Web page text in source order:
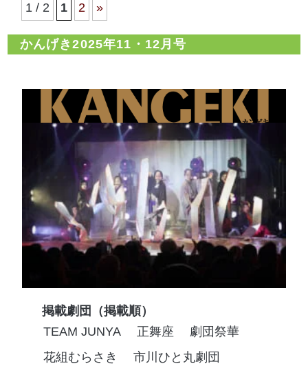
1 / 2 1 2 »
かんげき2025年11・12月号
掲載劇団（掲載順）
TEAM JUNYA
正舞座
劇団祭華
花組むらさき
市川ひと丸劇団